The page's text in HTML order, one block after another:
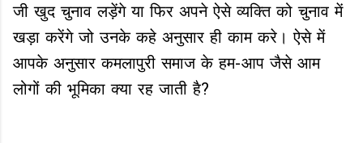
जी खुद चुनाव लड़ेंगे या फिर अपने ऐसे व्यक्ति को चुनाव में
खड़ा करेंगे जो उनके कहे अनुसार ही काम करे। ऐसे में
आपके अनुसार कमलापुरी समाज के हम-आप जैसे आम
लोगों की भूमिका क्या रह जाती है?